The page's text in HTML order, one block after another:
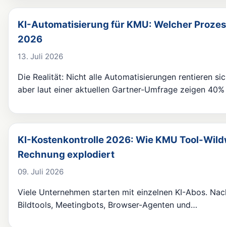
KI-Automatisierung für KMU: Welcher
2026
13. Juli 2026
Die Realität: Nicht alle Automatisierungen rentieren
aber laut einer aktuellen Gartner-Umfrage zeigen
KI-Kostenkontrolle 2026: Wie KMU Tool-
Rechnung explodiert
09. Juli 2026
Viele Unternehmen starten mit einzelnen KI-Abos.
Bildtools, Meetingbots, Browser-Agenten und…